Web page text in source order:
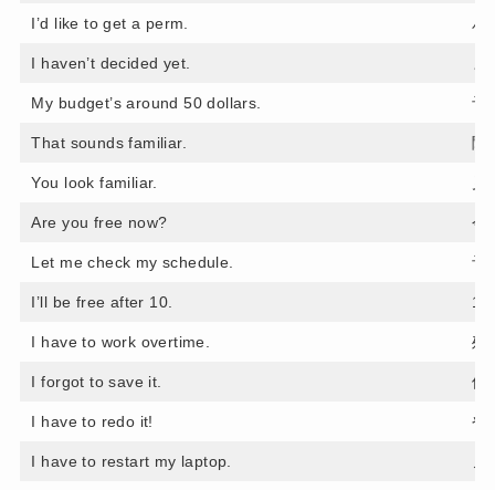
I’d like to get a perm. パ
I haven’t decided yet.
My budget’s around 50 dollars. 予
That sounds familiar. 聞
You look familiar.
Are you free now? 今
Let me check my schedule. 予
I’ll be free after 10. 10
I have to work overtime. 残
I forgot to save it. 保
I have to redo it! や
I have to restart my laptop.